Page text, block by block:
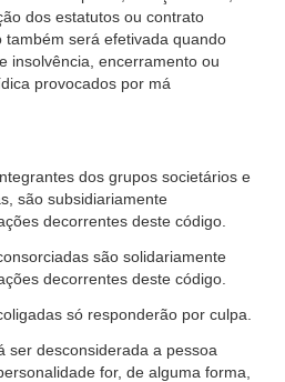
dos estatutos ou contrato
também será efetivada quando
insolvência, encerramento ou
provocados por má
dos grupos societários e
são subsidiariamente
decorrentes deste código.
são solidariamente
decorrentes deste código.
só responderão por culpa.
ser desconsiderada a pessoa
for, de alguma forma,